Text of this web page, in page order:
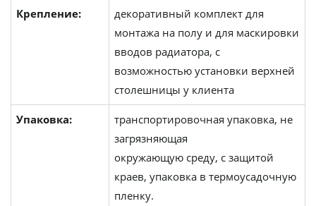
Крепление:
декоративный комплект для
монтажа на полу и для маскировки
вводов радиатора, с
возможностью установки верхней
столешницы у клиента
Упаковка:
транспортировочная упаковка, не
загрязняющая
окружающую среду, с защитой
краев, упаковка в термоусадочную
пленку.